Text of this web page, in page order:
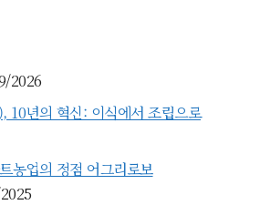
2026
10년의 혁신: 이식에서 조립으로
농업의 정점 어그리로보